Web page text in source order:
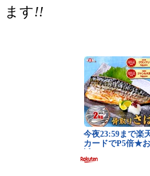
ます!!